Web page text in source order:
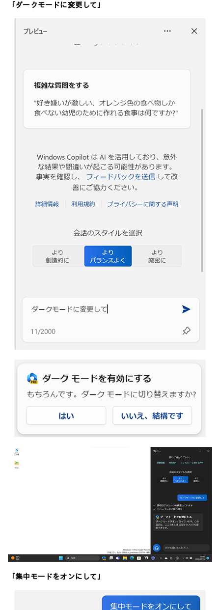
「ダークモードに変更して」
「集中モードをオンにして」